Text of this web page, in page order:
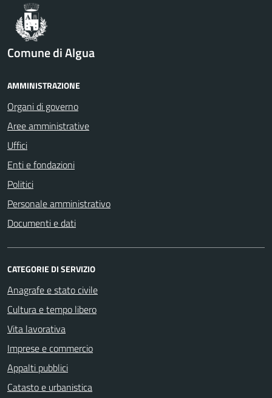
Comune di Algua
AMMINISTRAZIONE
Organi di governo
Aree amministrative
Uffici
Enti e fondazioni
Politici
Personale amministrativo
Documenti e dati
CATEGORIE DI SERVIZIO
Anagrafe e stato civile
Cultura e tempo libero
Vita lavorativa
Imprese e commercio
Appalti pubblici
Catasto e urbanistica